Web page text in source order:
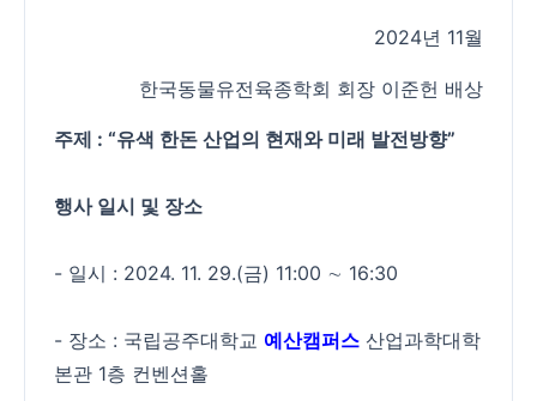
2024년 11월
한국동물유전육종학회 회장 이준헌 배상
주제 : “유색 한돈 산업의 현재와 미래 발전방향”
행사 일시 및 장소
- 일시 : 2024. 11. 29.(금) 11:00 ∼ 16:30
- 장소 : 국립공주대학교 예산캠퍼스 산업과학대학
본관 1층 컨벤션홀